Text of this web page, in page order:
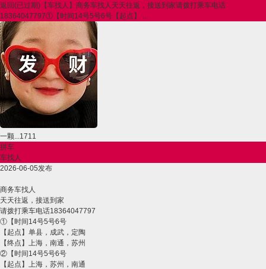
返回(已过期)【车找人】商务车找人天天往返，接送到家请拨打乘车电话
18364047797①【时间14号5号6号【起点】 ...
一颗...1711
拼车
车找人
2026-06-05发布
商务车找人
天天往返，接送到家
请拨打乘车电话18364047797
①【时间14号5号6号
【起点】单县，成武，定陶
【终点】上海，南通，苏州
②【时间14号5号6号
【起点】上海，苏州，南通